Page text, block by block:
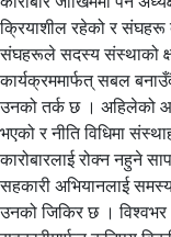
क्रियाशील रहेको र संघहरू
संघहरूले सदस्य संस्थाको
कार्यक्रममार्फत् सबल
उनको तर्क छ । अहिलेको
भएको र नीति विधिमा
कारोबारलाई रोक्न नहुने
सहकारी अभियानलाई
उनको जिकिर छ । विश्वभर